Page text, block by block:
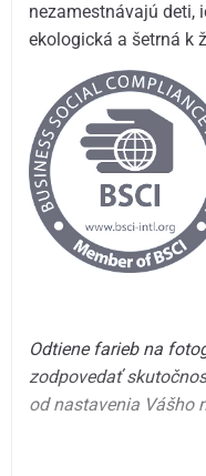
nezamestnávajú deti,
ekologická a šetrná k
Odtiene farieb na
zodpovedať
od nastavenia Vášho